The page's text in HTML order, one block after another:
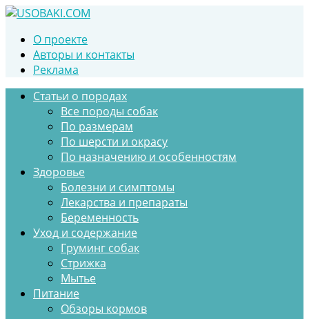
Перейти
контентуО проекте
Авторы и контакты
Реклама
Статьи о породах
Все породы собак
По размерам
По шерсти и окрасу
По назначению и особенностям
Здоровье
Болезни и симптомы
Лекарства и препараты
Беременность
Уход и содержание
Груминг собак
Стрижка
Мытье
Питание
Обзоры кормов